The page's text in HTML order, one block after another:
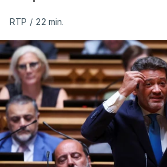
RTP / 22 min.